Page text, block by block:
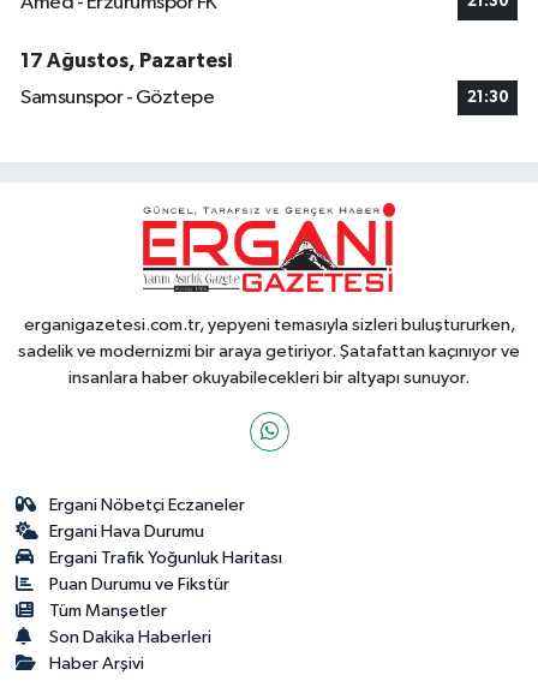
17 Ağustos, Pazartesi
Samsunspor - Göztepe
21:30
erganigazetesi.com.tr, yepyeni temasıyla sizleri buluştururken,
sadelik ve modernizmi bir araya getiriyor. Şatafattan kaçınıyor ve
insanlara haber okuyabilecekleri bir altyapı sunuyor.
Ergani Nöbetçi Eczaneler
Ergani Hava Durumu
Ergani Trafik Yoğunluk Haritası
Puan Durumu ve Fikstür
Tüm Manşetler
Son Dakika Haberleri
Haber Arşivi